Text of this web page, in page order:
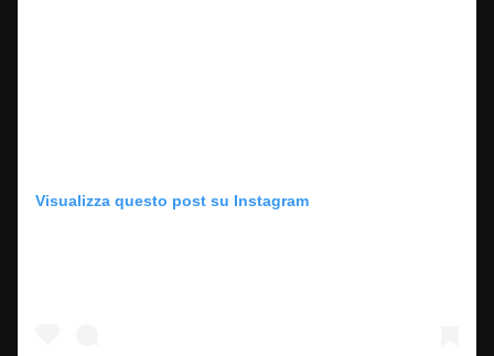
Visualizza questo post su Instagram